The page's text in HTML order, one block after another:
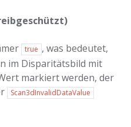
true , was bedeutet,
im Disparitätsbild mit
markiert werden, der
Scan3dInvalidDataValue